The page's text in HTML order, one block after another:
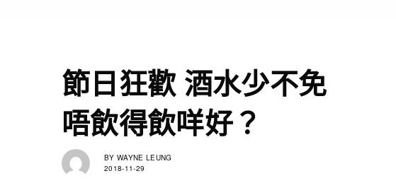
節日狂歡 酒水少不免
唔飲得飲咩好？
BY WAYNE LEUNG
2018-11-29